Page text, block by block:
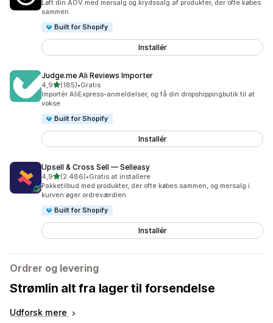
Løft din AOV med mersalg og krydssalg af produkter, der ofte købes
sammen
Built for Shopify
Installér
Judge.me Ali Reviews Importer
4,9ud af 5 stjerner
(185)
185 anmeldelser i alt
•Gratis
Importér AliExpress-anmeldelser, og få din dropshippingbutik til at
vokse
Built for Shopify
Installér
Upsell & Cross Sell — Selleasy
4,9ud af 5 stjerner
(2.486)
2486 anmeldelser i alt
•Gratis at installere
Pakketilbud med produkter, der ofte købes sammen, og mersalg i
kurven øger ordreværdien
Built for Shopify
Installér
Ordrer og levering
Strømlin alt fra lager til forsendelse
Udforsk mere